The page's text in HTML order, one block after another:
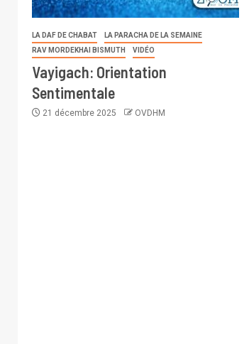
LA DAF DE CHABAT
LA PARACHA DE LA SEMAINE
RAV MORDEKHAI BISMUTH
VIDÉO
Vayigach: Orientation
Sentimentale
21 décembre 2025 OVDHM